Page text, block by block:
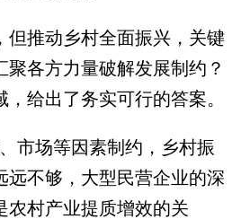
推动乡村全面振兴，关键
聚各方力量破解发展制约？
给出了务实可行的答案。
场等因素制约，乡村振
远不够，大型民营企业的深
农村产业提质增效的关